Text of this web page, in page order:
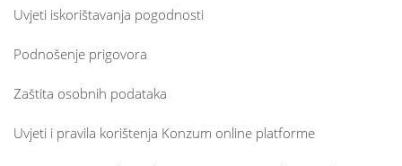
Uvjeti iskorištavanja pogodnosti
Podnošenje prigovora
Zaštita osobnih podataka
Uvjeti i pravila korištenja Konzum online platforme